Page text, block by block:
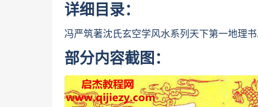
详细目录：
冯严筑著沈氏玄空学风水系列天下第一地理书
部分内容截图：